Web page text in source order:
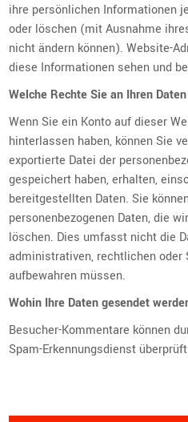
ihre persönlichen Informationen
oder löschen (mit Ausnahme
nicht ändern können). Website-
diese Informationen sehen und
Welche Rechte Sie an Ihren
Wenn Sie ein Konto auf dieser
hinterlassen haben, können Sie
exportierte Datei der
gespeichert haben, erhalten,
bereitgestellten Daten. Sie
personenbezogenen Daten, die
löschen. Dies umfasst nicht die
administrativen, rechtlichen oder
aufbewahren müssen.
Wohin Ihre Daten gesendet
Besucher-Kommentare können
Spam-Erkennungsdienst